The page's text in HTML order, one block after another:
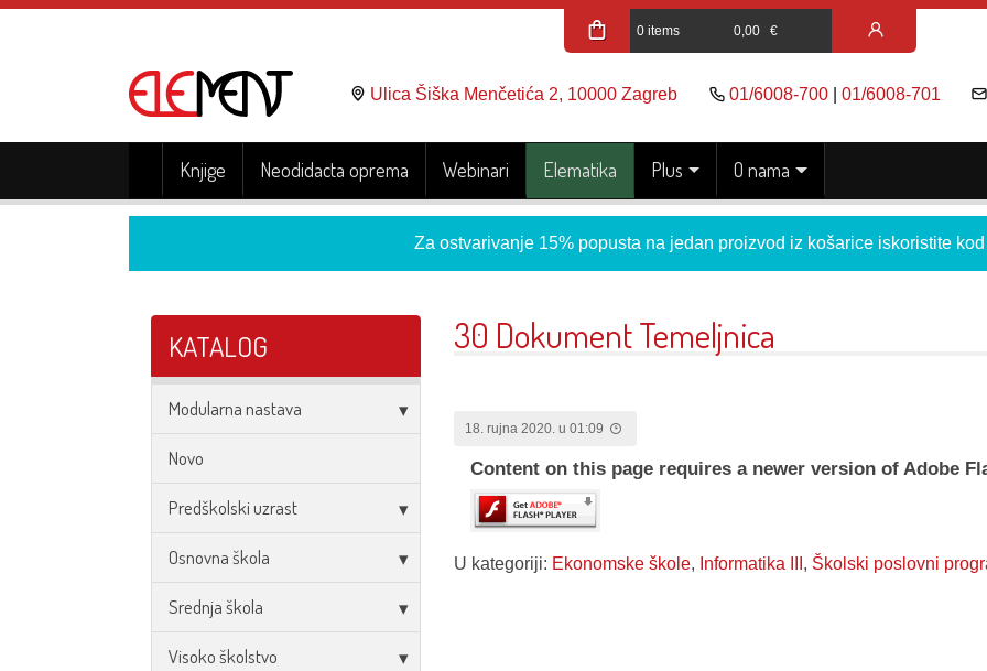
0 items 0,00 €
Ulica Šiška Menčetića 2, 10000 Zagreb 01/6008-700| 01/6008-701
Knjige Neodidacta oprema Webinari Elematika Plus O nama
Za ostvarivanje 15% popusta na jedan proizvod iz košarice iskoristite
KATALOG
Modularna nastava
Novo
Predškolski uzrast
Osnovna škola
Srednja škola
Visoko školstvo
30 Dokument Temeljnica
18. rujna 2020. u 01:09
Content on this page requires a newer version of Adobe
U kategoriji: Ekonomske škole, Informatika III , Školski poslovni